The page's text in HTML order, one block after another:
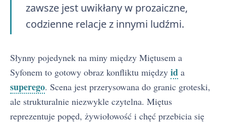
zawsze jest uwikłany w prozaiczne,
codzienne relacje z innymi ludźmi.
Słynny pojedynek na miny między Miętusem a
Syfonem to gotowy obraz konfliktu między id a
superego. Scena jest przerysowana do granic groteski,
ale strukturalnie niezwykle czytelna. Miętus
reprezentuje popęd, żywiołowość i chęć przebicia się